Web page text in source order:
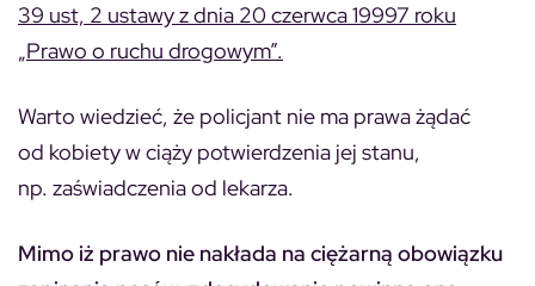
39 ust, 2 ustawy z dnia 20 czerwca 19997 roku
„Prawo o ruchu drogowym”.
Warto wiedzieć, że policjant nie ma prawa żądać
od kobiety w ciąży potwierdzenia jej stanu,
np. zaświadczenia od lekarza.
Mimo iż prawo nie nakłada na ciężarną obowiązku